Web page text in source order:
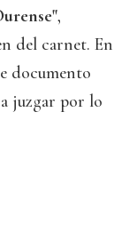
,
del carnet. En
documento
juzgar por lo